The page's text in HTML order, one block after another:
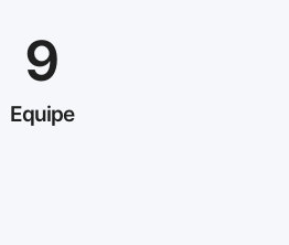
Equipe
9